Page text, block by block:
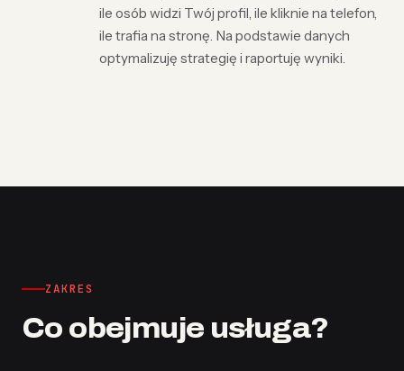
ile osób widzi Twój profil, ile kliknie na telefon,
ile trafia na stronę. Na podstawie danych
optymalizuję strategię i raportuję wyniki.
ZAKRES
Co obejmuje usługa?